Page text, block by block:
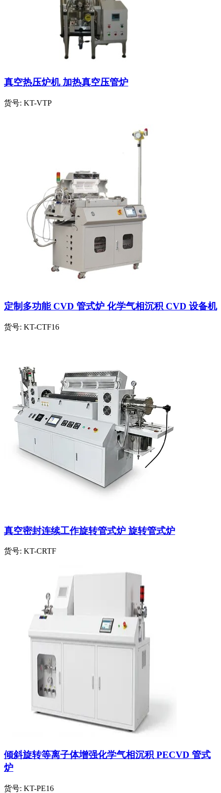
真空热压炉机 加热真空压管炉
货号: KT-VTP
定制多功能 CVD 管式炉 化学气相沉积 CVD 设备机
货号: KT-CTF16
真空密封连续工作旋转管式炉 旋转管式炉
货号: KT-CRTF
倾斜旋转等离子体增强化学气相沉积 PECVD 管式
炉
货号: KT-PE16